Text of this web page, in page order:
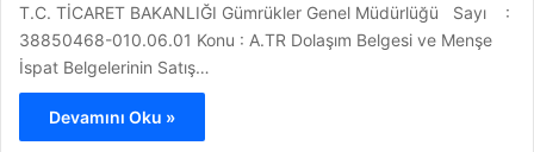
T.C. TİCARET BAKANLIĞI Gümrükler Genel Müdürlüğü Sayı :
38850468-010.06.01 Konu : A.TR Dolaşım Belgesi ve Menşe
İspat Belgelerinin Satış…
Devamını Oku »